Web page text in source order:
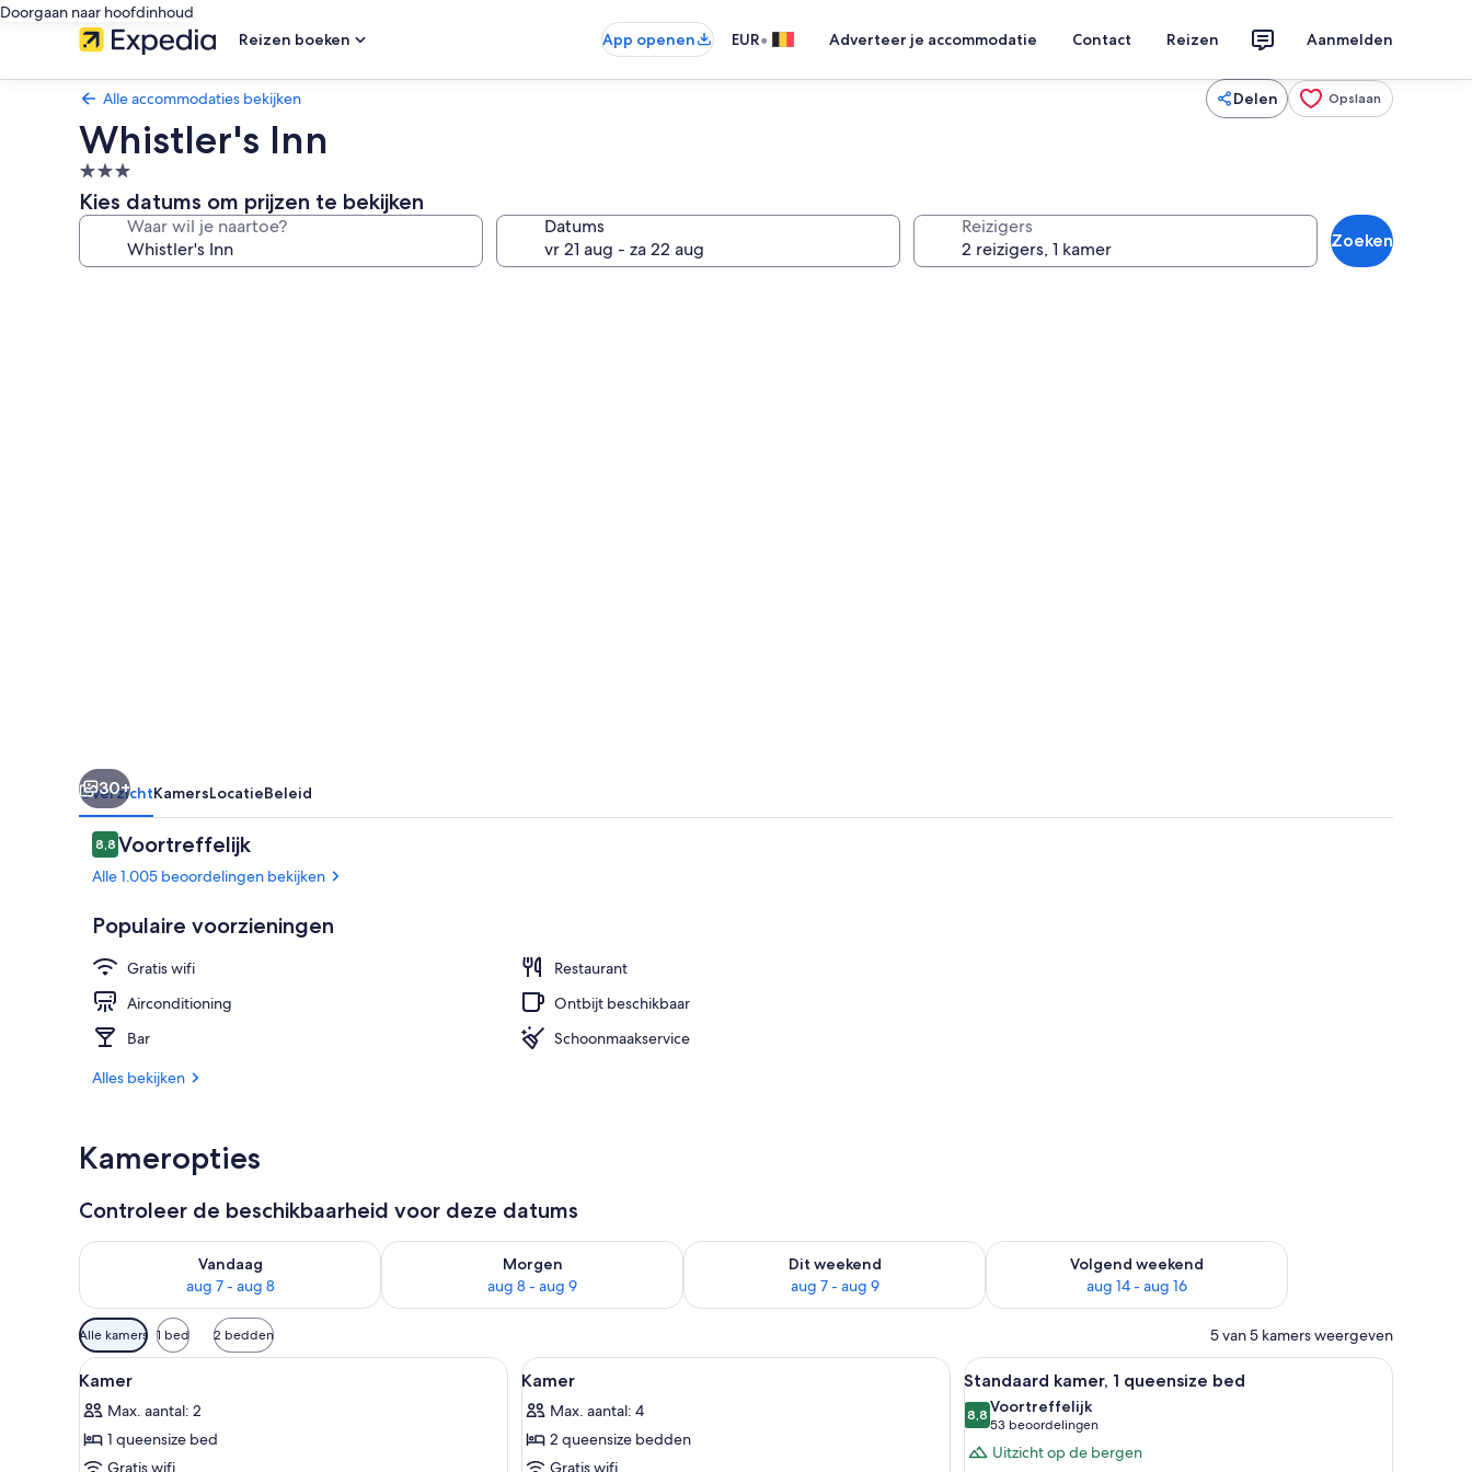
Doorgaan naar hoofdinhoud
Reizen boeken
App openen EUR• Adverteer je accommodatie Contact Reizen Aanmelden
Alle accommodaties bekijken Delen Opslaan
Whistler's Inn
3.0-
sterrenaccommodatie
Kies datums om prijzen te bekijken
Waar wil je naartoe? Datums Reizigers
Zoeken
30+
OverzichtKamersLocatieBeleid
Beoordelingen
8,88,8 op 10 –
Voortreffelijk
Alle 1.005 beoordelingen bekijken
Populaire voorzieningen
Gratis wifi
Restaurant
Airconditioning
Ontbijt beschikbaar
Bar
Schoonmaakservice
Alles bekijken
Kameropties
Controleer de beschikbaarheid voor deze datums
Vandaag
aug 7 - aug 8
De beschikbaarheid controleren voor vanavond aug 7 - aug 8
Morgen
aug 8 - aug 9
De beschikbaarheid controleren voor morgen aug 8 - aug 9
Dit weekend
aug 7 - aug 9
De beschikbaarheid controleren voor dit weekend aug 7 - aug 9
Volgend weekend
aug 14 - aug 16
De beschikbaarheid controleren voor volgend weekend aug
Beschikbare
filters
voor
Alle kamers 1 bed 2 bedden 5 van 5 kamers weergeven
Alle
foto's
voor
Kamer
Een hotelkamer met een groot bed, twee nachtkastjes met lampen, een stoel en een raam met gordijnen.
4
Kamer
Max. aantal: 2
1 queensize bed
Gratis wifi
Alle
foto's
voor
Kamer
Een hotelkamer met twee bedden, een bureau, een stoel, een televisie en een raam met gordijnen.
4
Kamer
Max. aantal: 4
2 queensize bedden
Gratis wifi
Alle
foto's
voor
Standaard
Een hotelkamer met een groot bed, twee
4
Standaard kamer, 1 queensize bed
8,88,8 van 10
Voortreffelijk
53 beoordelingen
(53
beoordelingen)
Uitzicht op de bergen